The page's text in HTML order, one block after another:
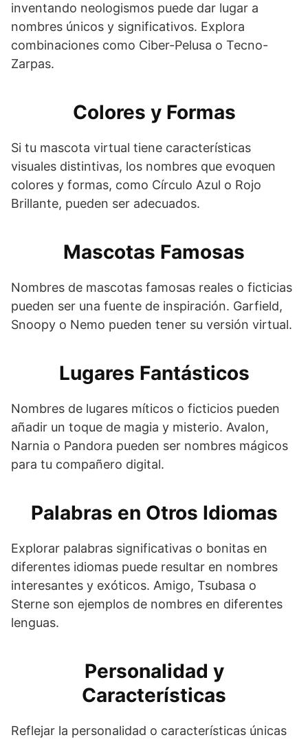
inventando neologismos puede dar lugar a
nombres únicos y significativos. Explora
combinaciones como Ciber-Pelusa o Tecno-
Zarpas.
Colores y Formas
Si tu mascota virtual tiene características
visuales distintivas, los nombres que evoquen
colores y formas, como Círculo Azul o Rojo
Brillante, pueden ser adecuados.
Mascotas Famosas
Nombres de mascotas famosas reales o ficticias
pueden ser una fuente de inspiración. Garfield,
Snoopy o Nemo pueden tener su versión virtual.
Lugares Fantásticos
Nombres de lugares míticos o ficticios pueden
añadir un toque de magia y misterio. Avalon,
Narnia o Pandora pueden ser nombres mágicos
para tu compañero digital.
Palabras en Otros Idiomas
Explorar palabras significativas o bonitas en
diferentes idiomas puede resultar en nombres
interesantes y exóticos. Amigo, Tsubasa o
Sterne son ejemplos de nombres en diferentes
lenguas.
Personalidad y
Características
Reflejar la personalidad o características únicas